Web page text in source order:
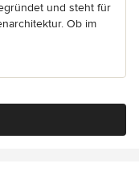
und steht für
Ob im